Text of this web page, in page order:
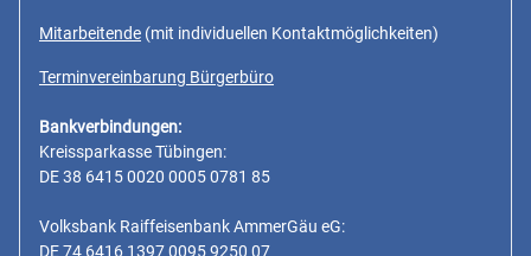
Mitarbeitende (mit individuellen Kontaktmöglichkeiten)
Terminvereinbarung Bürgerbüro
Bankverbindungen:
Kreissparkasse Tübingen:
DE 38 6415 0020 0005 0781 85
Volksbank Raiffeisenbank AmmerGäu eG:
DE 74 6416 1397 0095 9250 07